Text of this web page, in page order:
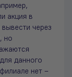
акция в
через
но
данного
нет –